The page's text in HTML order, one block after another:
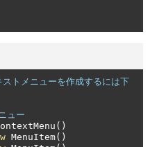
トメニューを作成するには下
ュー
()
MenuItem()